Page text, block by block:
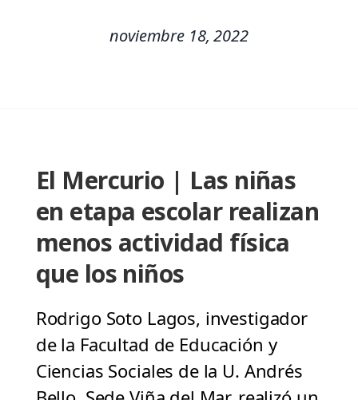
noviembre 18, 2022
El Mercurio | Las niñas
en etapa escolar realizan
menos actividad física
que los niños
Rodrigo Soto Lagos, investigador
de la Facultad de Educación y
Ciencias Sociales de la U. Andrés